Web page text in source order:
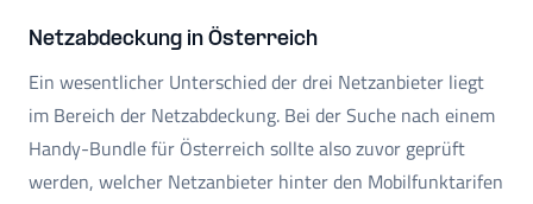
Netzabdeckung in Österreich
Ein wesentlicher Unterschied der drei Netzanbieter liegt
im Bereich der Netzabdeckung. Bei der Suche nach einem
Handy-Bundle für Österreich sollte also zuvor geprüft
werden, welcher Netzanbieter hinter den Mobilfunktarifen